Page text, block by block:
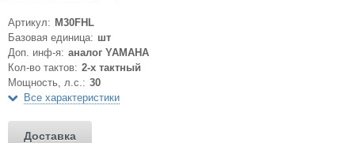
Артикул: M30FHL
Базовая единица: шт
Доп. инф-я: аналог YAMAHA
Кол-во тактов: 2-х тактный
Мощность, л.с.: 30
Все характеристики
Доставка